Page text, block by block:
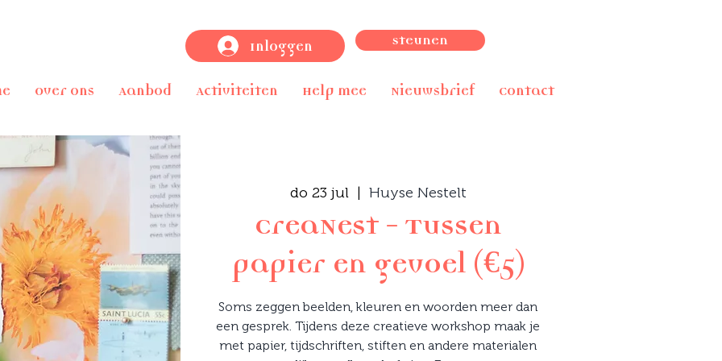
Inloggen Steunen
Over ons Aanbod Activiteiten Help mee Nieuwsbrief Contact
do 23 jul
  |
Huyse Nestelt
CreaNest - Tussen
papier en gevoel (€5)
Soms zeggen beelden, kleuren en woorden meer dan
een gesprek. Tijdens deze creatieve workshop maak je
met papier, tijdschriften, stiften en andere materialen